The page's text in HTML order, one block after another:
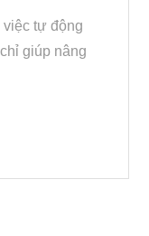
tự động
giúp nâng